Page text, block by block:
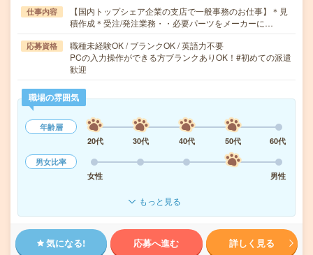
仕事内容
【国内トップシェア企業の支店で一般事務のお仕事】＊見
積作成＊受注/発注業務・・必要パーツをメーカーに…
応募資格
職種未経験OK / ブランクOK / 英語力不要
PCの入力操作ができる方ブランクありOK！#初めての派遣
歓迎
職場の雰囲気
年齢層
20代
30代 40代 50代
60代
男女比率
女性
男性
もっと見る
気になる! 応募へ進む 詳しく見る